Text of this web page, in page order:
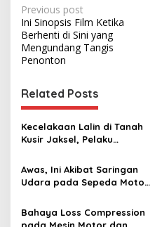
P
o
s
t
n
a
v
i
g
a
t
Previous post
Ini Sinopsis Film Ketika
Berhenti di Sini yang
Mengundang Tangis
Penonton
Related Posts
Kecelakaan Lalin di Tanah
Kusir Jaksel, Pelaku
KW Melarikan Diri
Awas, Ini Akibat Saringan
Udara pada Sepeda Motor
Bahaya Loss Compression